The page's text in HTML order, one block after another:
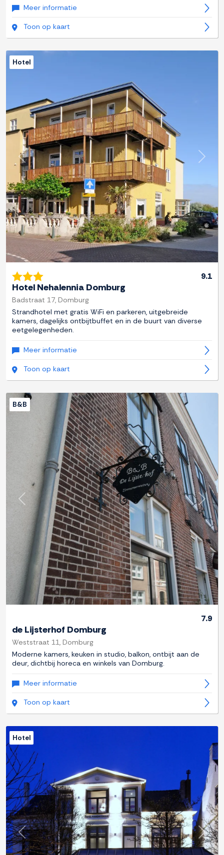
Meer informatie
Toon op kaart
Previous Next
Hotel
9.1
Hotel Nehalennia Domburg
Badstraat 17, Domburg
Strandhotel met gratis WiFi en parkeren, uitgebreide
kamers, dagelijks ontbijtbuffet en in de buurt van diverse
eetgelegenheden.
Meer informatie
Toon op kaart
Previous Next
B&B
7.9
de Lijsterhof Domburg
Weststraat 11, Domburg
Moderne kamers, keuken in studio, balkon, ontbijt aan de
deur, dichtbij horeca en winkels van Domburg.
Meer informatie
Toon op kaart
Previous Next
Hotel